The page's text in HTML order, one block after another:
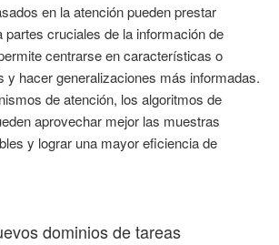
en la atención pueden prestar
partes cruciales de la información de
centrarse en características o
y hacer generalizaciones más informadas.
de atención, los algoritmos de
aprovechar mejor las muestras
y lograr una mayor eficiencia de
dominios de tareas